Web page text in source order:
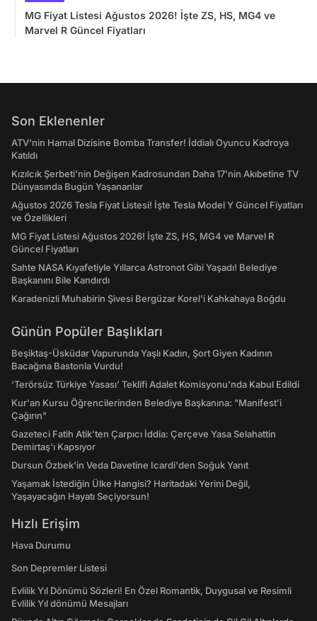
MG Fiyat Listesi Ağustos 2026! İşte ZS, HS, MG4 ve
Marvel R Güncel Fiyatları
Son Eklenenler
ATV'nin Hamal Dizisine Bomba Transfer! İddialı Oyuncu Kadroya
Katıldı
Kızılcık Şerbeti'nin Değişen Kadrosundan Daha 17'nin Akıbetine TV
Dünyasında Bugün Yaşananlar
Ağustos 2026 Tesla Fiyat Listesi! İşte Tesla Model Y Güncel Fiyatları
ve Özellikleri
MG Fiyat Listesi Ağustos 2026! İşte ZS, HS, MG4 ve Marvel R
Güncel Fiyatları
Sahte NASA Kıyafetiyle Yıllarca Astronot Gibi Yaşadı! Belediye
Başkanını Bile Kandırdı
Karadenizli Muhabirin Şivesi Bergüzar Korel'i Kahkahaya Boğdu
Günün Popüler Başlıkları
Beşiktaş-Üsküdar Vapurunda Yaşlı Kadın, Şort Giyen Kadının
Bacağına Bastonla Vurdu!
‘Terörsüz Türkiye Yasası’ Teklifi Adalet Komisyonu'nda Kabul Edildi
Kur'an Kursu Öğrencilerinden Belediye Başkanına: "Manifest’i
Çağırın"
Gazeteci Fatih Atik'ten Çarpıcı İddia: Çerçeve Yasa Selahattin
Demirtaş'ı Kapsıyor
Dursun Özbek'in Veda Davetine Icardi'den Soğuk Yanıt
Yaşamak İstediğin Ülke Hangisi? Haritadaki Yerini Değil,
Yaşayacağın Hayatı Seçiyorsun!
Hızlı Erişim
Hava Durumu
Son Depremler Listesi
Evlilik Yıl Dönümü Sözleri! En Özel Romantik, Duygusal ve Resimli
Evlilik Yıl dönümü Mesajları